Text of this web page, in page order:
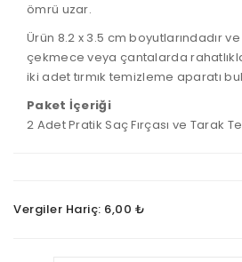
ömrü uzar.
Ürün 8.2 x 3.5 cm boyutlarındadır
çekmece veya çantalarda
iki adet tırmık temizleme aparatı
Paket İçeriği
2 Adet Pratik Saç Fırçası ve Tarak
Vergiler Hariç: 6,00 ₺